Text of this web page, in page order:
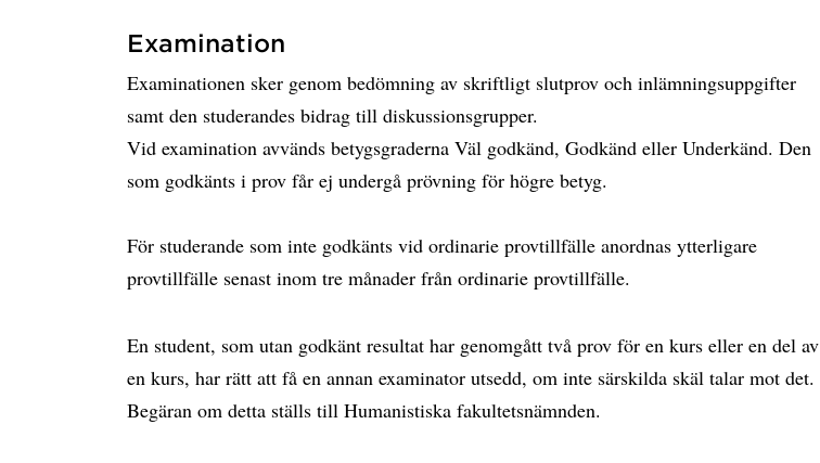
Examination
Examinationen sker genom bedömning av skriftligt slutprov och inlämningsuppgifter
samt den studerandes bidrag till diskussionsgrupper.
Vid examination avvänds betygsgraderna Väl godkänd, Godkänd eller Underkänd. Den
som godkänts i prov får ej undergå prövning för högre betyg.
För studerande som inte godkänts vid ordinarie provtillfälle anordnas ytterligare
provtillfälle senast inom tre månader från ordinarie provtillfälle.
En student, som utan godkänt resultat har genomgått två prov för en kurs eller en del av
en kurs, har rätt att få en annan examinator utsedd, om inte särskilda skäl talar mot det.
Begäran om detta ställs till Humanistiska fakultetsnämnden.